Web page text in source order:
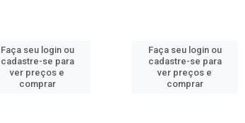
Faça seu login ou
cadastre-se para
ver preços e
comprar
Faça seu login ou
cadastre-se para
ver preços e
comprar